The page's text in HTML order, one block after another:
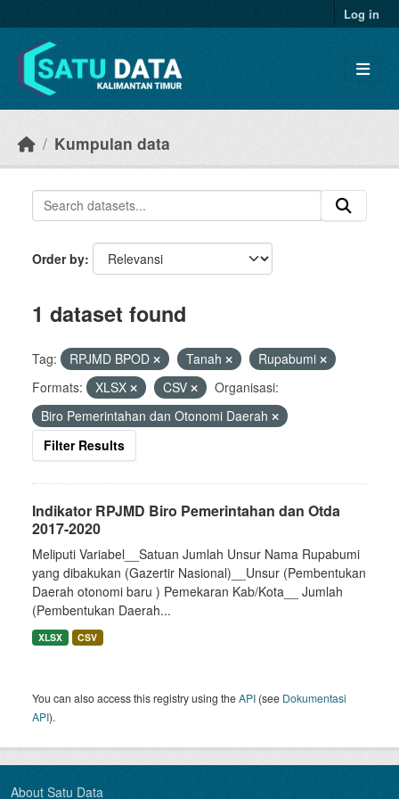
Log in
Kumpulan data
Order by
1 dataset found
Tag: RPJMD BPOD Tanah
Rupabumi
Formats:
XLSX CSV
Organisasi:
Biro Pemerintahan dan Otonomi Daerah
Filter Results
Indikator RPJMD Biro Pemerintahan dan Otda
2017-2020
Meliputi Variabel__Satuan Jumlah Unsur Nama Rupabumi
yang dibakukan (Gazertir Nasional)__Unsur (Pembentukan
Daerah otonomi baru ) Pemekaran Kab/Kota__ Jumlah
(Pembentukan Daerah...
XLSX CSV
You can also access this registry using theAPI (see Dokumentasi
API).
About Satu Data